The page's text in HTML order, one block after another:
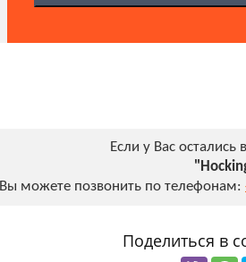
Если у Вас
Вы можете позвонить по телефонам:
Поделиться в